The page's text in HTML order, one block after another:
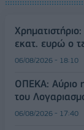
εκατ. ευρώ ο
06/08/2026 - 18:10
ΟΠΕΚΑ: Αύριο
του
06/08/2026 - 17:40